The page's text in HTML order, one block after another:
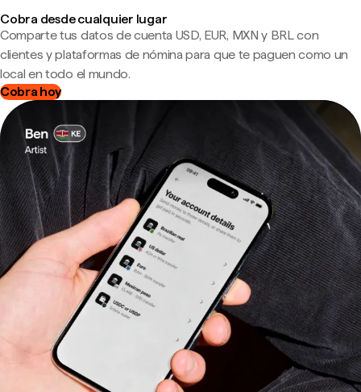
Cobra desde cualquier lugar
Comparte tus datos de cuenta USD, EUR, MXN y BRL con
clientes y plataformas de nómina para que te paguen como un
local en todo el mundo.
Cobra hoy